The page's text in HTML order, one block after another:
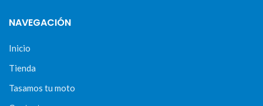
NAVEGACIÓN
Inicio
Tienda
Tasamos tu moto